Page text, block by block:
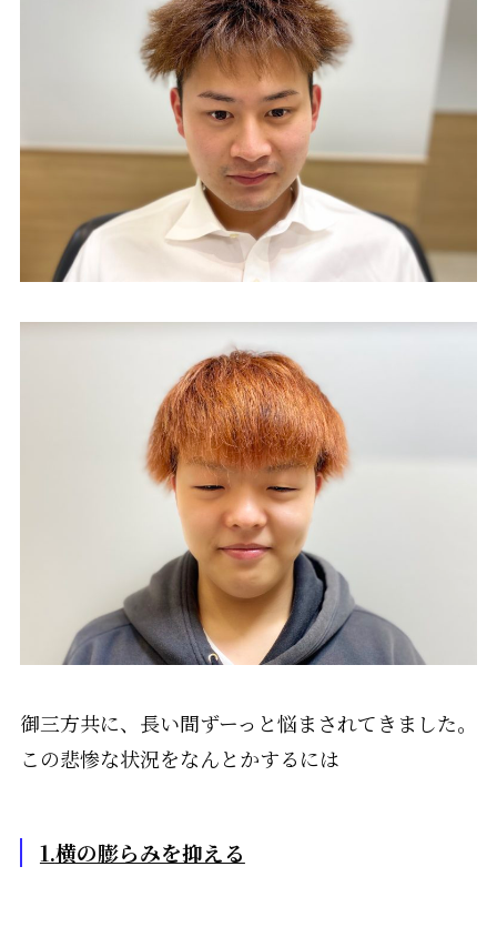
御三方共に、長い間ずーっと悩まされてきました。
この悲惨な状況をなんとかするには
1.横の膨らみを抑える